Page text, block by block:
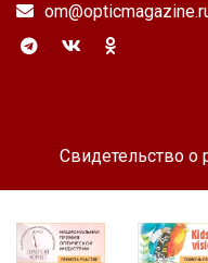
Свидетельство